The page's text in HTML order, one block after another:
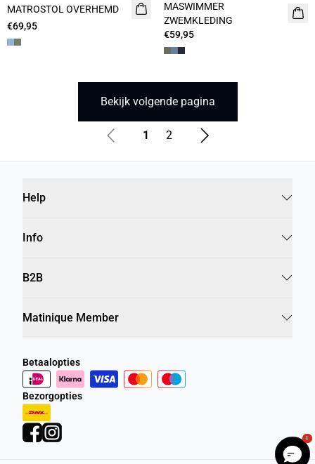
2 FOR 120
MATROSTOL OVERHEMD
€69,95
2 FOR 120
MASWIMMER
ZWEMKLEDING
€59,95
Bekijk volgende pagina
1 2
Help
Info
B2B
Matinique Member
Betaalopties
Bezorgopties
1